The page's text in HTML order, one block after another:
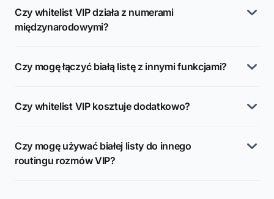
Czy whitelist VIP działa z numerami
międzynarodowymi?
Czy mogę łączyć białą listę z innymi funkcjami?
Czy whitelist VIP kosztuje dodatkowo?
Czy mogę używać białej listy do innego
routingu rozmów VIP?